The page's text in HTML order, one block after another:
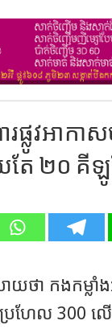
រផ្លូវអា
តែ ២០ គី
ថា កងកម្លាំ
សប្រហែល 300